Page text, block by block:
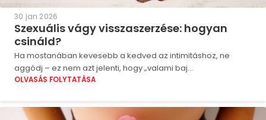
30 jan 2026
Szexuális vágy visszaszerzése: hogyan
csináld?
Ha mostanában kevesebb a kedved az intimitáshoz, ne
aggódj – ez nem azt jelenti, hogy „valami baj...
OLVASÁS FOLYTATÁSA